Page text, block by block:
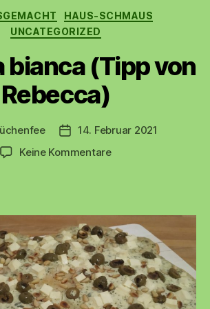
Kategorien
HAUS-SCHMAUS
UNCATEGORIZED
bianca (Tipp von
Rebecca)
Beitragsdatum
14. Februar 2021
Keine Kommentarezu
von
Rebecca)